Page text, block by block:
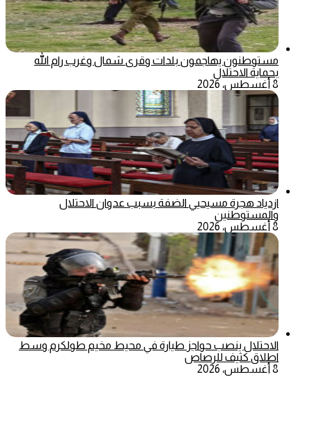
مستوطنون يهاجمون بلدات وقرى شمال وغرب رام الله
بحماية الاحتلال
8 أغسطس، 2026
ازدياد هجرة مسيحيي الضفة بسبب عدوان الاحتلال
والمستوطنين
8 أغسطس، 2026
الاحتلال ينصب حواجز طيارة في محيط مخيم طولكرم وسط
اطلاق كثيف للرصاص
8 أغسطس، 2026